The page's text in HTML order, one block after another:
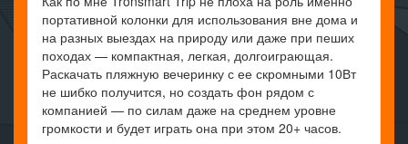
портативной колонки для использования вне дома и
на разных выездах на природу или даже при пеших
походах — компактная, легкая, долгоиграющая.
Раскачать пляжную вечеринку с ее скромными 10Вт
не шибко получится, но создать фон рядом с
компанией — по силам даже на среднем уровне
громкости и будет играть она при этом 20+ часов.